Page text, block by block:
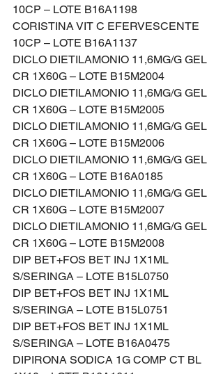
10CP – LOTE B16A1198
CORISTINA VIT C EFERVESCENTE
10CP – LOTE B16A1137
DICLO DIETILAMONIO 11,6MG/G GEL
CR 1X60G – LOTE B15M2004
DICLO DIETILAMONIO 11,6MG/G GEL
CR 1X60G – LOTE B15M2005
DICLO DIETILAMONIO 11,6MG/G GEL
CR 1X60G – LOTE B15M2006
DICLO DIETILAMONIO 11,6MG/G GEL
CR 1X60G – LOTE B16A0185
DICLO DIETILAMONIO 11,6MG/G GEL
CR 1X60G – LOTE B15M2007
DICLO DIETILAMONIO 11,6MG/G GEL
CR 1X60G – LOTE B15M2008
DIP BET+FOS BET INJ 1X1ML
S/SERINGA – LOTE B15L0750
DIP BET+FOS BET INJ 1X1ML
S/SERINGA – LOTE B15L0751
DIP BET+FOS BET INJ 1X1ML
S/SERINGA – LOTE B16A0475
DIPIRONA SODICA 1G COMP CT BL